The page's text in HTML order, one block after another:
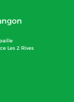
Les 2 Rives